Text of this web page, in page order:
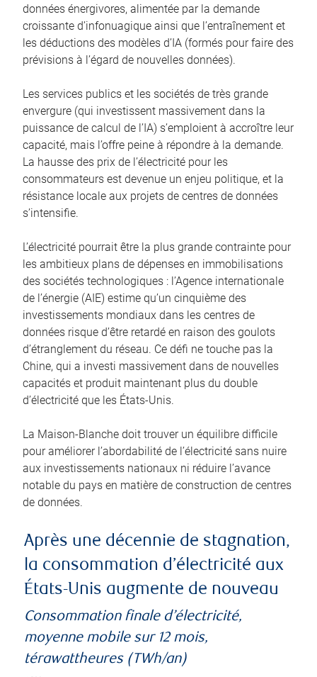
données énergivores, alimentée par la demande
croissante d’infonuagique ainsi que l’entraînement et
les déductions des modèles d’IA (formés pour faire des
prévisions à l’égard de nouvelles données).
Les services publics et les sociétés de très grande
envergure (qui investissent massivement dans la
puissance de calcul de l’IA) s’emploient à accroître leur
capacité, mais l’offre peine à répondre à la demande.
La hausse des prix de l’électricité pour les
consommateurs est devenue un enjeu politique, et la
résistance locale aux projets de centres de données
s’intensifie.
L’électricité pourrait être la plus grande contrainte pour
les ambitieux plans de dépenses en immobilisations
des sociétés technologiques : l’Agence internationale
de l’énergie (AIE) estime qu’un cinquième des
investissements mondiaux dans les centres de
données risque d’être retardé en raison des goulots
d’étranglement du réseau. Ce défi ne touche pas la
Chine, qui a investi massivement dans de nouvelles
capacités et produit maintenant plus du double
d’électricité que les États-Unis.
La Maison-Blanche doit trouver un équilibre difficile
pour améliorer l’abordabilité de l’électricité sans nuire
aux investissements nationaux ni réduire l’avance
notable du pays en matière de construction de centres
de données.
Après une décennie de stagnation,
la consommation d’électricité aux
États-Unis augmente de nouveau
Consommation finale d’électricité,
moyenne mobile sur 12 mois,
térawattheures (TWh/an)